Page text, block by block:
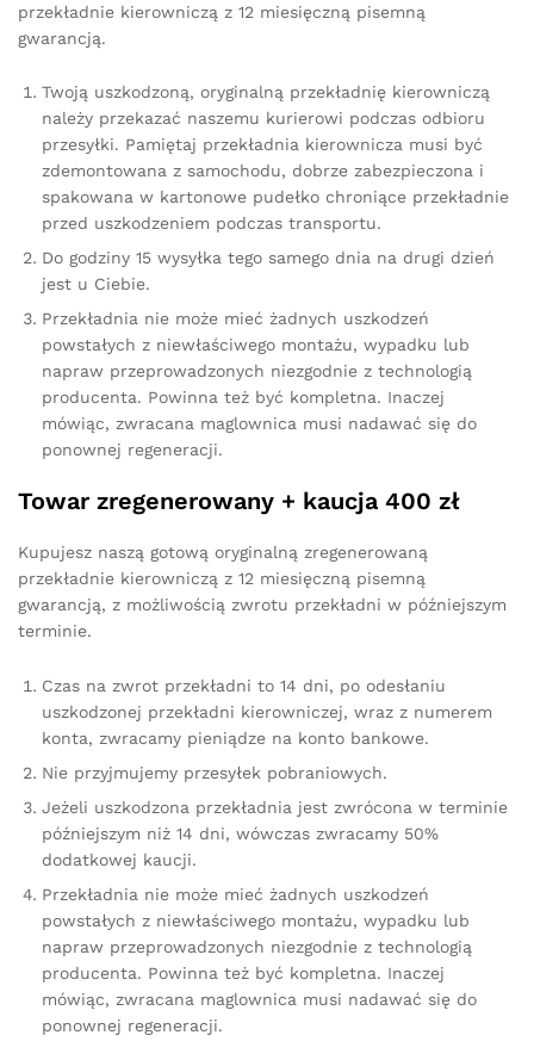
przekładnie kierowniczą z 12 miesięczną pisemną
gwarancją.
Twoją uszkodzoną, oryginalną przekładnię kierowniczą
należy przekazać naszemu kurierowi podczas odbioru
przesyłki. Pamiętaj przekładnia kierownicza musi być
zdemontowana z samochodu, dobrze zabezpieczona i
spakowana w kartonowe pudełko chroniące przekładnie
przed uszkodzeniem podczas transportu.
Do godziny 15 wysyłka tego samego dnia na drugi dzień
jest u Ciebie.
Przekładnia nie może mieć żadnych uszkodzeń
powstałych z niewłaściwego montażu, wypadku lub
napraw przeprowadzonych niezgodnie z technologią
producenta. Powinna też być kompletna. Inaczej
mówiąc, zwracana maglownica musi nadawać się do
ponownej regeneracji.
Towar zregenerowany + kaucja 400 zł
Kupujesz naszą gotową oryginalną zregenerowaną
przekładnie kierowniczą z 12 miesięczną pisemną
gwarancją, z możliwością zwrotu przekładni w późniejszym
terminie.
Czas na zwrot przekładni to 14 dni, po odesłaniu
uszkodzonej przekładni kierowniczej, wraz z numerem
konta, zwracamy pieniądze na konto bankowe.
Nie przyjmujemy przesyłek pobraniowych.
Jeżeli uszkodzona przekładnia jest zwrócona w terminie
późniejszym niż 14 dni, wówczas zwracamy 50%
dodatkowej kaucji.
Przekładnia nie może mieć żadnych uszkodzeń
powstałych z niewłaściwego montażu, wypadku lub
napraw przeprowadzonych niezgodnie z technologią
producenta. Powinna też być kompletna. Inaczej
mówiąc, zwracana maglownica musi nadawać się do
ponownej regeneracji.